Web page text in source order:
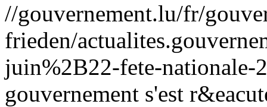
//gouvernement.lu/fr/
frieden/
juin%2B22-fete-nationale-
gouvernement s'est